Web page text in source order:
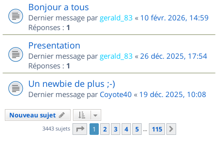
Bonjour a tous
Dernier message par gerald_83 « 10 févr. 2026, 14:59
Réponses : 1
Presentation
Dernier message par gerald_83 « 26 déc. 2025, 17:54
Réponses : 1
Un newbie de plus ;-)
Dernier message par Coyote40 « 19 déc. 2025, 10:08
Nouveau sujet
3443 sujets Page 1sur 115
1 2 3 4 5 … 115